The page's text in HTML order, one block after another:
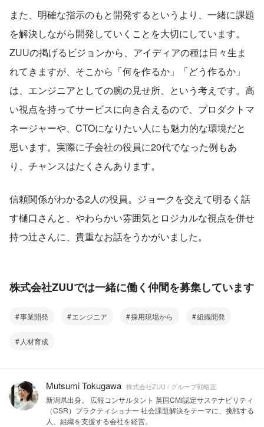
また、明確な指示のもと開発するというより、一緒に課題
を解決しながら開発していくことを大切にしています。
ZUUの掲げるビジョンから、アイディアの種は日々生ま
れてきますが、そこから「何を作るか」「どう作るか」
は、エンジニアとしての腕の見せ所、という考えです。高
い視点を持ってサービスに向き合えるので、プロダクトマ
ネージャーや、CTOになりたい人にも魅力的な環境だと
思います。実際に子会社の役員に20代でなった例もあ
り、チャンスはたくさんあります。
信頼関係がわかる2人の役員。ジョークを交えて明るく話
す樋口さんと、やわらかい雰囲気とロジカルな視点を併せ
持つ辻さんに、貴重なお話をうかがいました。
株式会社ZUUでは一緒に働く仲間を募集しています
事業開発 エンジニア 採用現場から 組織開発
人材育成
Mutsumi Tokugawa 株式会社ZUU / グループ戦略室
新潟県出身。 広報コンサルタント 英国CMI認定サステナビリティ
（CSR）プラクティショナー 社会課題解決をテーマに、挑戦する
人、組織を支援する会社を経営。